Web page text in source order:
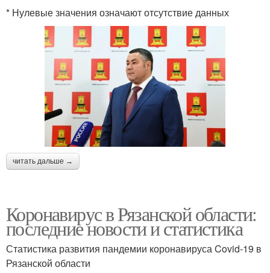
* Нулевые значения означают отсутствие данных
читать дальше →
Коронавирус в Рязанской области:
последние новости и статистика
Статистика развития пандемии коронавируса Covid-19 в
Рязанской области